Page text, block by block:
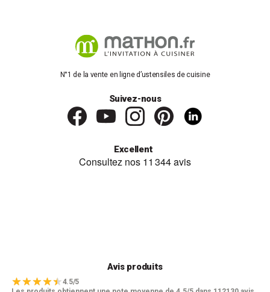
N°1 de la vente en ligne d’ustensiles de cuisine
Suivez-nous
Excellent
Avis produits
4.5/5